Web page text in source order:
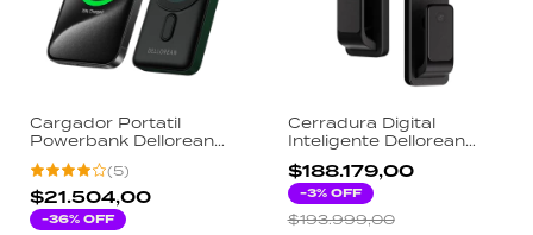
Cargador Portatil
Powerbank Dellorean
PowerOn 10000mAh
20W PD Magsafe Carga
Inalambrica Reloj Display
Digital USB-C
(5)
$21.504,00
-36% OFF
Cerradura Digital
Inteligente Dellorean
SOWL Cámara WiFi 7
Modos Huella App
Tarjeta Pin Llave Mando
$188.179,00
-3% OFF
$193.999,00